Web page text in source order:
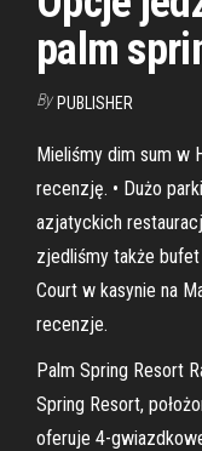
palm
By PUBLISHER
Mieliśmy dim sum w
recenzję. • Dużo
azjatyckich
zjedliśmy także bufet
Court w kasynie na
recenzje.
Palm Spring Resort
Spring Resort,
oferuje 4-